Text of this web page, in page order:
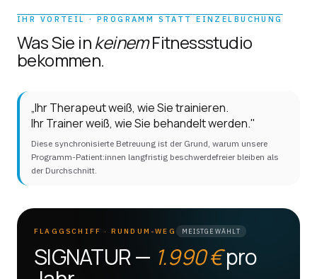
IHR VORTEIL · PROGRAMM STATT EINZELBUCHUNG
Was Sie inkeinemFitnessstudio
bekommen.
„Ihr Therapeut weiß, wie Sie trainieren.
Ihr Trainer weiß, wie Sie behandelt werden."
Diese synchronisierte Betreuung ist der Grund, warum unsere
Programm-Patient:innen langfristig beschwerdefreier bleiben als
der Durchschnitt.
FLAGGSCHIFF · RUNDUM-WEG MEISTGEWÄHLT
SIGNATUR — 1.990 €pro